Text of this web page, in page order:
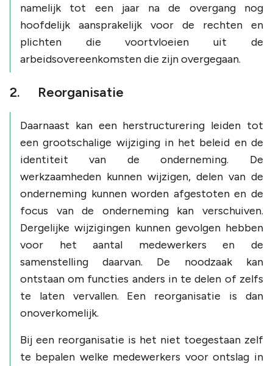
namelijk tot een jaar na de overgang nog
hoofdelijk aansprakelijk voor de rechten en
plichten die voortvloeien uit de
arbeidsovereenkomsten die zijn overgegaan.
2. Reorganisatie
Daarnaast kan een herstructurering leiden tot
een grootschalige wijziging in het beleid en de
identiteit van de onderneming. De
werkzaamheden kunnen wijzigen, delen van de
onderneming kunnen worden afgestoten en de
focus van de onderneming kan verschuiven.
Dergelijke wijzigingen kunnen gevolgen hebben
voor het aantal medewerkers en de
samenstelling daarvan. De noodzaak kan
ontstaan om functies anders in te delen of zelfs
te laten vervallen. Een reorganisatie is dan
onoverkomelijk.
Bij een reorganisatie is het niet toegestaan zelf
te bepalen welke medewerkers voor ontslag in